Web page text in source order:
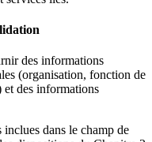
des informations
(organisation, fonction de
et des informations
inclues dans le champ de